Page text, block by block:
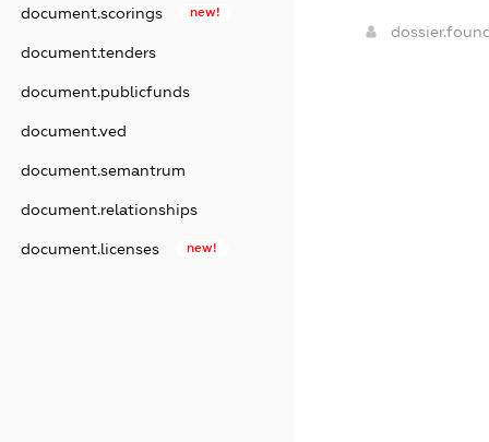
document.scorings new!
document.tenders
document.publicfunds
document.ved
document.semantrum
document.relationships
document.licenses new!